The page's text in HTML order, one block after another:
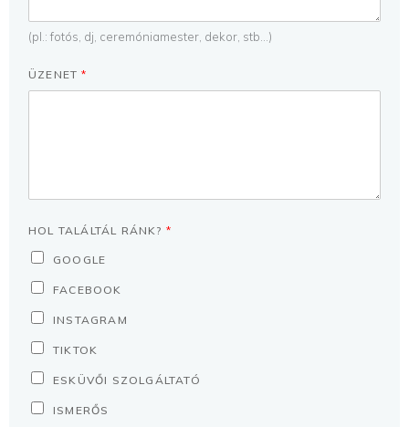
(pl.: fotós, dj, ceremóniamester, dekor, stb...)
ÜZENET*
HOL TALÁLTÁL RÁNK? *
GOOGLE
FACEBOOK
INSTAGRAM
TIKTOK
ESKÜVŐI SZOLGÁLTATÓ
ISMERŐS